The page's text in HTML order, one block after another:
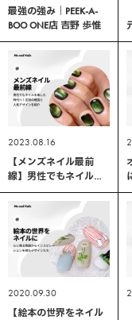
最強の強み｜PEEK-A-
BOO ONE店 吉野 歩惟
2023.08.16
【メンズネイル最前
線】男性でもネイルを
楽しむ時代へ！注目の
理由と人気デザインを
紹介
2020.09.30
【絵本の世界をネイル